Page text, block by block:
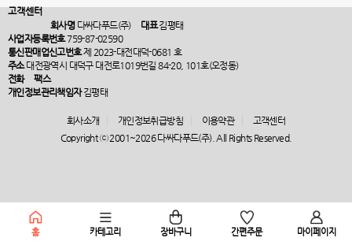
홈 카테고리 장바구니 간편주문 마이페이지
고객센터
회사명다싸다푸드(주) 대표김평태
사업자등록번호759-87-02590
통신판매업신고번호제 2023-대전대덕-0681 호
주소대전광역시 대덕구 대전로1019번길 84-20, 101호(오정동)
전화
팩스
개인정보관리책임자김평태
회사소개 개인정보취급방침 이용약관
고객센터
Copyright ⓒ 2001~2026 다싸다푸드(주). All Rights Reserved.